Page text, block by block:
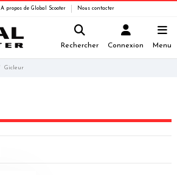
A propos de Global Scooter Nous contacter
Rechercher Connexion Menu
Gicleur